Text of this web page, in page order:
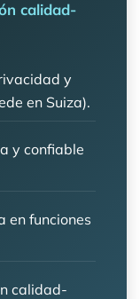
calidad-
y
en Suiza).
y confiable
en funciones
calidad-